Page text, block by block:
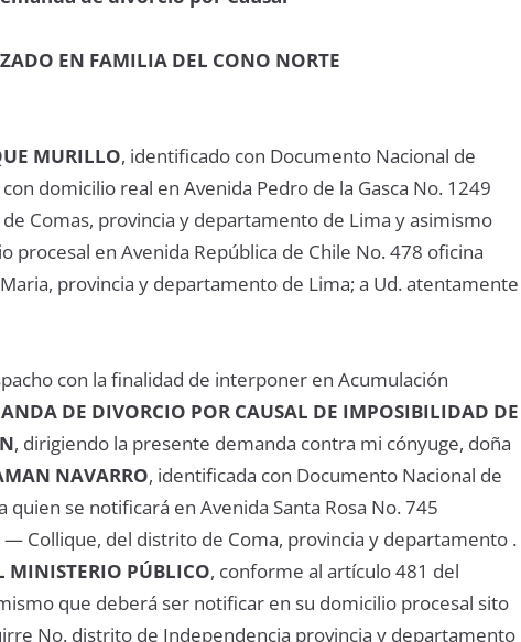
EN FAMILIA DEL CONO NORTE
MURILLO, identificado con Documento Nacional de
domicilio real en Avenida Pedro de la Gasca No. 1249
Comas, provincia y departamento de Lima y asimismo
procesal en Avenida República de Chile No. 478 oficina
provincia y departamento de Lima; a Ud. atentamente
con la finalidad de interponer en Acumulación
DE DIVORCIO POR CAUSAL DE IMPOSIBILIDAD DE
, dirigiendo la presente demanda contra mi cónyuge, doña
NAVARRO, identificada con Documento Nacional de
se notificará en Avenida Santa Rosa No. 745
— Collique, del distrito de Coma, provincia y departamento .
MINISTERIO PÚBLICO, conforme al artículo 481 del
que deberá ser notificar en su domicilio procesal sito
No. distrito de Independencia provincia y departamento